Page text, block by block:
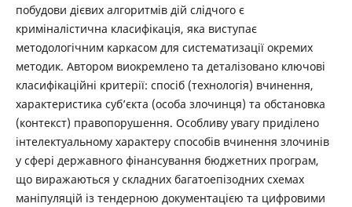
побудови дієвих алгоритмів дій слідчого є
криміналістична класифікація, яка виступає
методологічним каркасом для систематизації окремих
методик. Автором виокремлено та деталізовано ключові
класифікаційні критерії: спосіб (технологія) вчинення,
характеристика суб’єкта (особа злочинця) та обстановка
(контекст) правопорушення. Особливу увагу приділено
інтелектуальному характеру способів вчинення злочинів
у сфері державного фінансування бюджетних програм,
що виражаються у складних багатоепізодних схемах
маніпуляцій із тендерною документацією та цифровими